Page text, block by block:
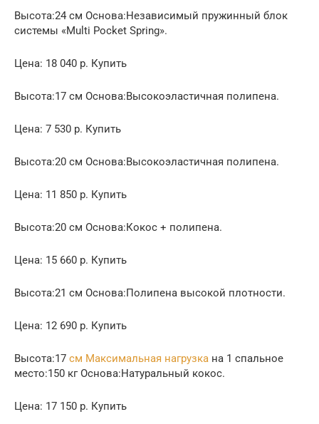
Высота:24 см Основа:Независимый пружинный блок
системы «Multi Pocket Spring».
Цена: 18 040 р. Купить
Высота:17 см Основа:Высокоэластичная полипена.
Цена: 7 530 р. Купить
Высота:20 см Основа:Высокоэластичная полипена.
Цена: 11 850 р. Купить
Высота:20 см Основа:Кокос + полипена.
Цена: 15 660 р. Купить
Высота:21 см Основа:Полипена высокой плотности.
Цена: 12 690 р. Купить
Высота:17 см Максимальная нагрузка на 1 спальное
место:150 кг Основа:Натуральный кокос.
Цена: 17 150 р. Купить